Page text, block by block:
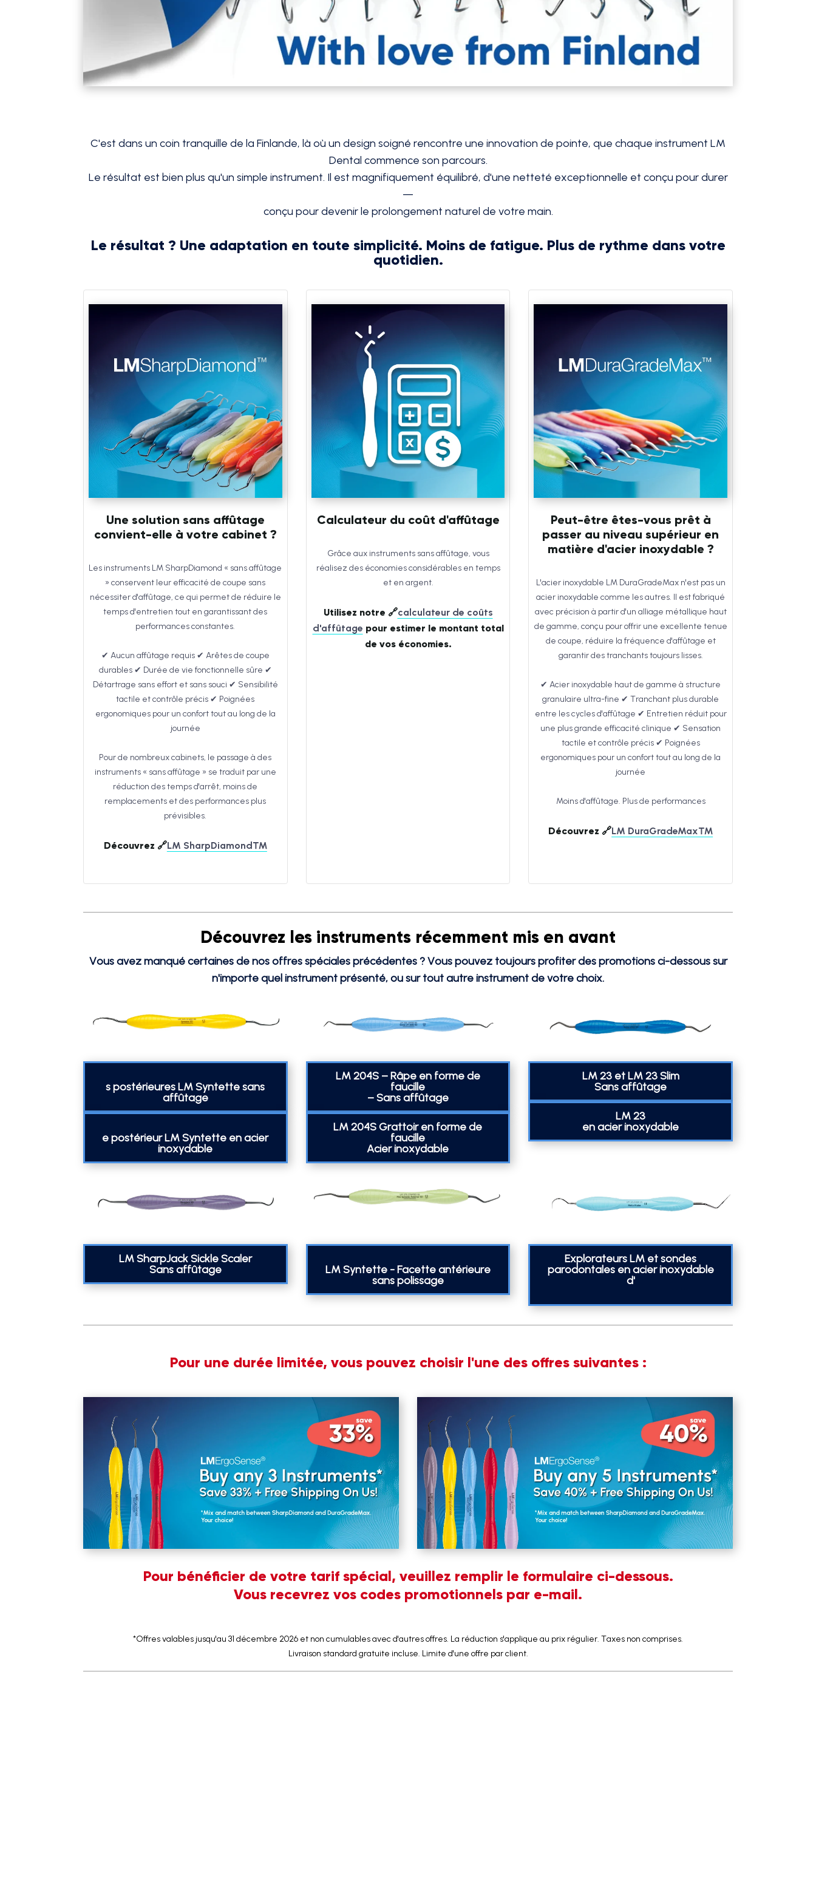
C'est dans un coin tranquille de la Finlande, là où un design soigné rencontre une innovation de pointe, que chaque instrument LM
Dental commence son parcours.
Le résultat est bien plus qu'un simple instrument. Il est magnifiquement équilibré, d'une netteté exceptionnelle et conçu pour durer
—
conçu pour devenir le prolongement naturel de votre main.
Le résultat ? Une adaptation en toute simplicité. Moins de fatigue. Plus de rythme dans votre
quotidien.
Une solution sans affûtage
convient-elle à votre cabinet ?
Les instruments LM SharpDiamond « sans affûtage
» conservent leur efficacité de coupe sans
nécessiter d'affûtage, ce qui permet de réduire le
temps d'entretien tout en garantissant des
performances constantes.
✔ Aucun affûtage requis ✔ Arêtes de coupe
durables ✔ Durée de vie fonctionnelle sûre ✔
Détartrage sans effort et sans souci ✔ Sensibilité
tactile et contrôle précis ✔ Poignées
ergonomiques pour un confort tout au long de la
journée
Pour de nombreux cabinets, le passage à des
instruments « sans affûtage » se traduit par une
réduction des temps d'arrêt, moins de
remplacements et des performances plus
prévisibles.
Découvrez 🔗LM SharpDiamond™
Calculateur du coût d'affûtage
Grâce aux instruments sans affûtage, vous
réalisez des économies considérables en temps
et en argent.
Utilisez notre 🔗calculateur de coûts
d'affûtage pour estimer le montant total
de vos économies.
Peut-être êtes-vous prêt à
passer au niveau supérieur en
matière d'acier inoxydable ?
L'acier inoxydable LM DuraGradeMax n'est pas un
acier inoxydable comme les autres. Il est fabriqué
avec précision à partir d'un alliage métallique haut
de gamme, conçu pour offrir une excellente tenue
de coupe, réduire la fréquence d'affûtage et
garantir des tranchants toujours lisses.
✔ Acier inoxydable haut de gamme à structure
granulaire ultra-fine ✔ Tranchant plus durable
entre les cycles d'affûtage ✔ Entretien réduit pour
une plus grande efficacité clinique ✔ Sensation
tactile et contrôle précis ✔ Poignées
ergonomiques pour un confort tout au long de la
journée
Moins d'affûtage. Plus de performances
Découvrez 🔗LM DuraGradeMax™
Découvrez les instruments récemment mis en avant
Vous avez manqué certaines de nos offres spéciales précédentes ? Vous pouvez toujours profiter des promotions ci-dessous sur
n'importe quel instrument présenté, ou sur tout autre instrument de votre choix.
s postérieures LM Syntette sans
affûtage
e postérieur LM Syntette en acier
inoxydable
LM 204S – Râpe en forme de
faucille
– Sans affûtage
LM 204S Grattoir en forme de
faucille
Acier inoxydable
LM 23 et LM 23 Slim
Sans affûtage
LM 23
en acier inoxydable
LM SharpJack Sickle Scaler
Sans affûtage
LM Syntette - Facette antérieure
sans polissage
Explorateurs LM et sondes
parodontales en acier inoxydable
d'
Pour une durée limitée, vous pouvez choisir l'une des offres suivantes :
Pour bénéficier de votre tarif spécial, veuillez remplir le formulaire ci-dessous.
Vous recevrez vos codes promotionnels par e-mail.
*Offres valables jusqu'au 31 décembre 2026 et non cumulables avec d'autres offres. La réduction s'applique au prix régulier. Taxes non comprises.
Livraison standard gratuite incluse. Limite d'une offre par client.